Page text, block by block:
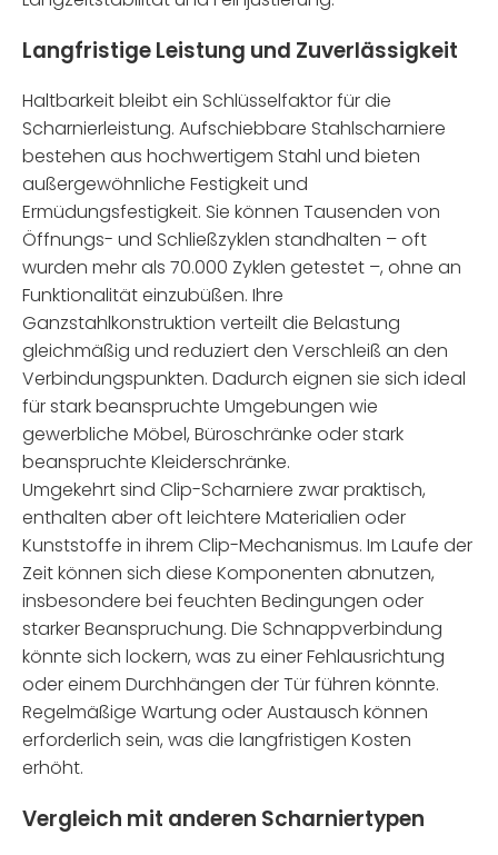
Langfristige Leistung und Zuverlässigkeit
Haltbarkeit bleibt ein Schlüsselfaktor für die
Scharnierleistung. Aufschiebbare Stahlscharniere
bestehen aus hochwertigem Stahl und bieten
außergewöhnliche Festigkeit und
Ermüdungsfestigkeit. Sie können Tausenden von
Öffnungs- und Schließzyklen standhalten – oft
wurden mehr als 70.000 Zyklen getestet –, ohne an
Funktionalität einzubüßen. Ihre
Ganzstahlkonstruktion verteilt die Belastung
gleichmäßig und reduziert den Verschleiß an den
Verbindungspunkten. Dadurch eignen sie sich ideal
für stark beanspruchte Umgebungen wie
gewerbliche Möbel, Büroschränke oder stark
beanspruchte Kleiderschränke.
Umgekehrt sind Clip-Scharniere zwar praktisch,
enthalten aber oft leichtere Materialien oder
Kunststoffe in ihrem Clip-Mechanismus. Im Laufe der
Zeit können sich diese Komponenten abnutzen,
insbesondere bei feuchten Bedingungen oder
starker Beanspruchung. Die Schnappverbindung
könnte sich lockern, was zu einer Fehlausrichtung
oder einem Durchhängen der Tür führen könnte.
Regelmäßige Wartung oder Austausch können
erforderlich sein, was die langfristigen Kosten
erhöht.
Vergleich mit anderen Scharniertypen